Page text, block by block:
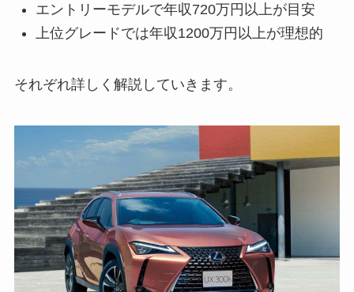
エントリーモデルで年収720万円以上が目安
上位グレードでは年収1200万円以上が理想的
それぞれ詳しく解説していきます。